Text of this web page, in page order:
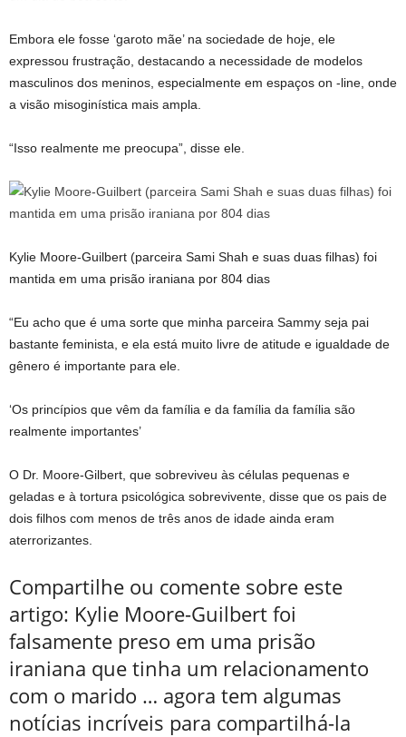
Embora ele fosse ‘garoto mãe’ na sociedade de hoje, ele
expressou frustração, destacando a necessidade de modelos
masculinos dos meninos, especialmente em espaços on -line, onde
a visão misoginística mais ampla.
“Isso realmente me preocupa”, disse ele.
Kylie Moore-Guilbert (parceira Sami Shah e suas duas filhas) foi
mantida em uma prisão iraniana por 804 dias
“Eu acho que é uma sorte que minha parceira Sammy seja pai
bastante feminista, e ela está muito livre de atitude e igualdade de
gênero é importante para ele.
‘Os princípios que vêm da família e da família da família são
realmente importantes’
O Dr. Moore-Gilbert, que sobreviveu às células pequenas e
geladas e à tortura psicológica sobrevivente, disse que os pais de
dois filhos com menos de três anos de idade ainda eram
aterrorizantes.
Compartilhe ou comente sobre este
artigo: Kylie Moore-Guilbert foi
falsamente preso em uma prisão
iraniana que tinha um relacionamento
com o marido … agora tem algumas
notícias incríveis para compartilhá-la